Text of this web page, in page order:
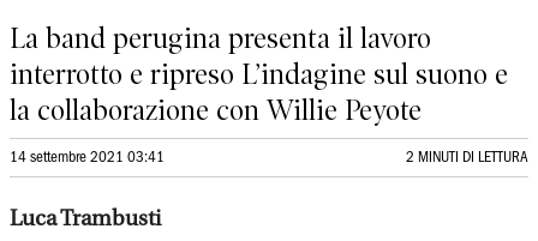
La band perugina presenta il lavoro
interrotto e ripreso L’indagine sul suono e
la collaborazione con Willie Peyote
14 settembre 2021 03:41 2 MINUTI DI LETTURA
Luca Trambusti